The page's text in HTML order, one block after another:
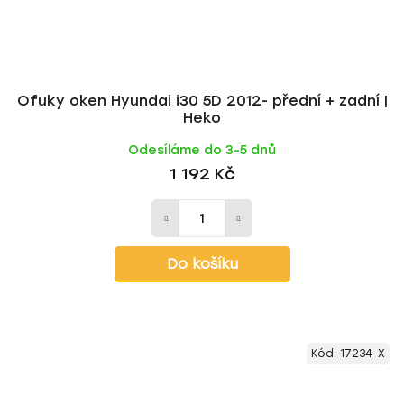
Ofuky oken Hyundai i30 5D 2012- přední + zadní |
Heko
Odesíláme do 3-5 dnů
1 192 Kč
Do košíku
Kód: 17234-X